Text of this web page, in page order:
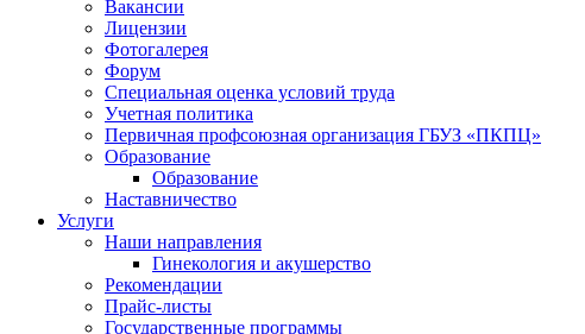
Вакансии
Лицензии
Фотогалерея
Форум
Специальная оценка условий труда
Учетная политика
Первичная профсоюзная организация ГБУЗ «ПКПЦ»
Образование
Образование
Наставничество
Услуги
Наши направления
Гинекология и акушерство
Рекомендации
Прайс-листы
Государственные программы